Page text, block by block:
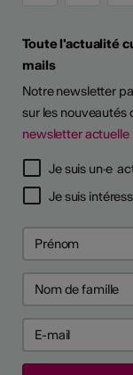
Toute l'actualité
mails
Notre newsletter
sur les
newsletter actuelle
Je suis un·e
Je suis